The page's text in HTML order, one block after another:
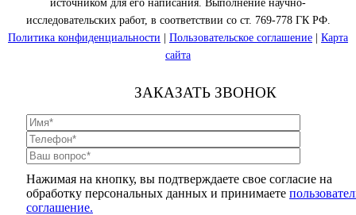
источником для его написания. Выполнение научно-
исследовательских работ, в соответствии со ст. 769-778 ГК РФ.
Политика конфиденциальности | Пользовательское соглашение | Карта
сайта
ЗАКАЗАТЬ ЗВОНОК
Нажимая на кнопку, вы подтверждаете свое согласие на
обработку персональных данных и принимаете
соглашение.